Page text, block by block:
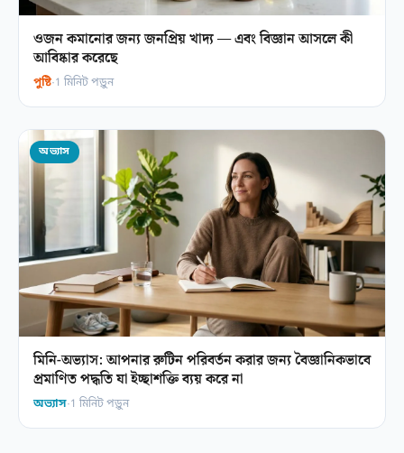
ওজন কমানোর জন্য জনপ্রিয় খাদ্য — এবং বিজ্ঞান আসলে কী
আবিষ্কার করেছে
পুষ্টি·1 মিনিট পড়ুন
অভ্যাস
মিনি-অভ্যাস: আপনার রুটিন পরিবর্তন করার জন্য বৈজ্ঞানিকভাবে
প্রমাণিত পদ্ধতি যা ইচ্ছাশক্তি ব্যয় করে না
অভ্যাস·1 মিনিট পড়ুন